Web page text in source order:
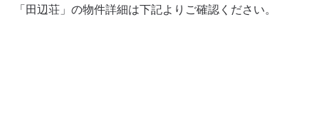
「田辺荘」の物件詳細は下記よりご確認ください。